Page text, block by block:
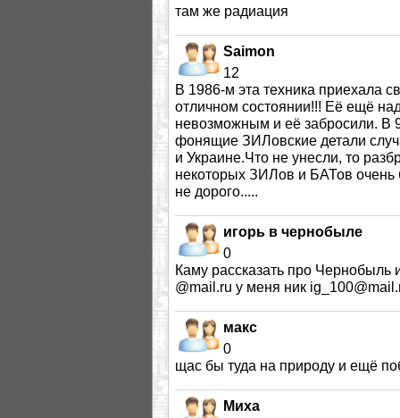
там же радиация
Saimon
12
В 1986-м эта техника приехала
отличном состоянии!!! Её ещё
невозможным и её забросили. В
фонящие ЗИЛовские детали
и Украине.Что не унесли, то
некоторых ЗИЛов и БАТов очень
не дорого.....
игорь в чернобыле
0
Каму рассказать про Чернобыль
@mail.ru у меня ник
макс
0
щас бы туда на природу и ещё
Миха